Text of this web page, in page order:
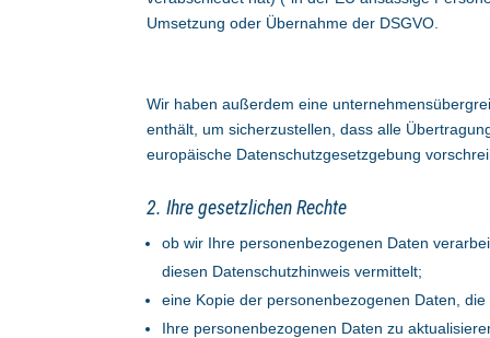
Umsetzung oder Übernahme der DSGVO.
Wir haben außerdem eine
enthält, um sicherzustellen, dass alle
europäische Datenschutzgesetzgebung
2. Ihre gesetzlichen Rechte
ob wir Ihre personenbezogenen Daten
diesen Datenschutzhinweis vermittelt;
eine Kopie der personenbezogenen Daten,
Ihre personenbezogenen Daten zu